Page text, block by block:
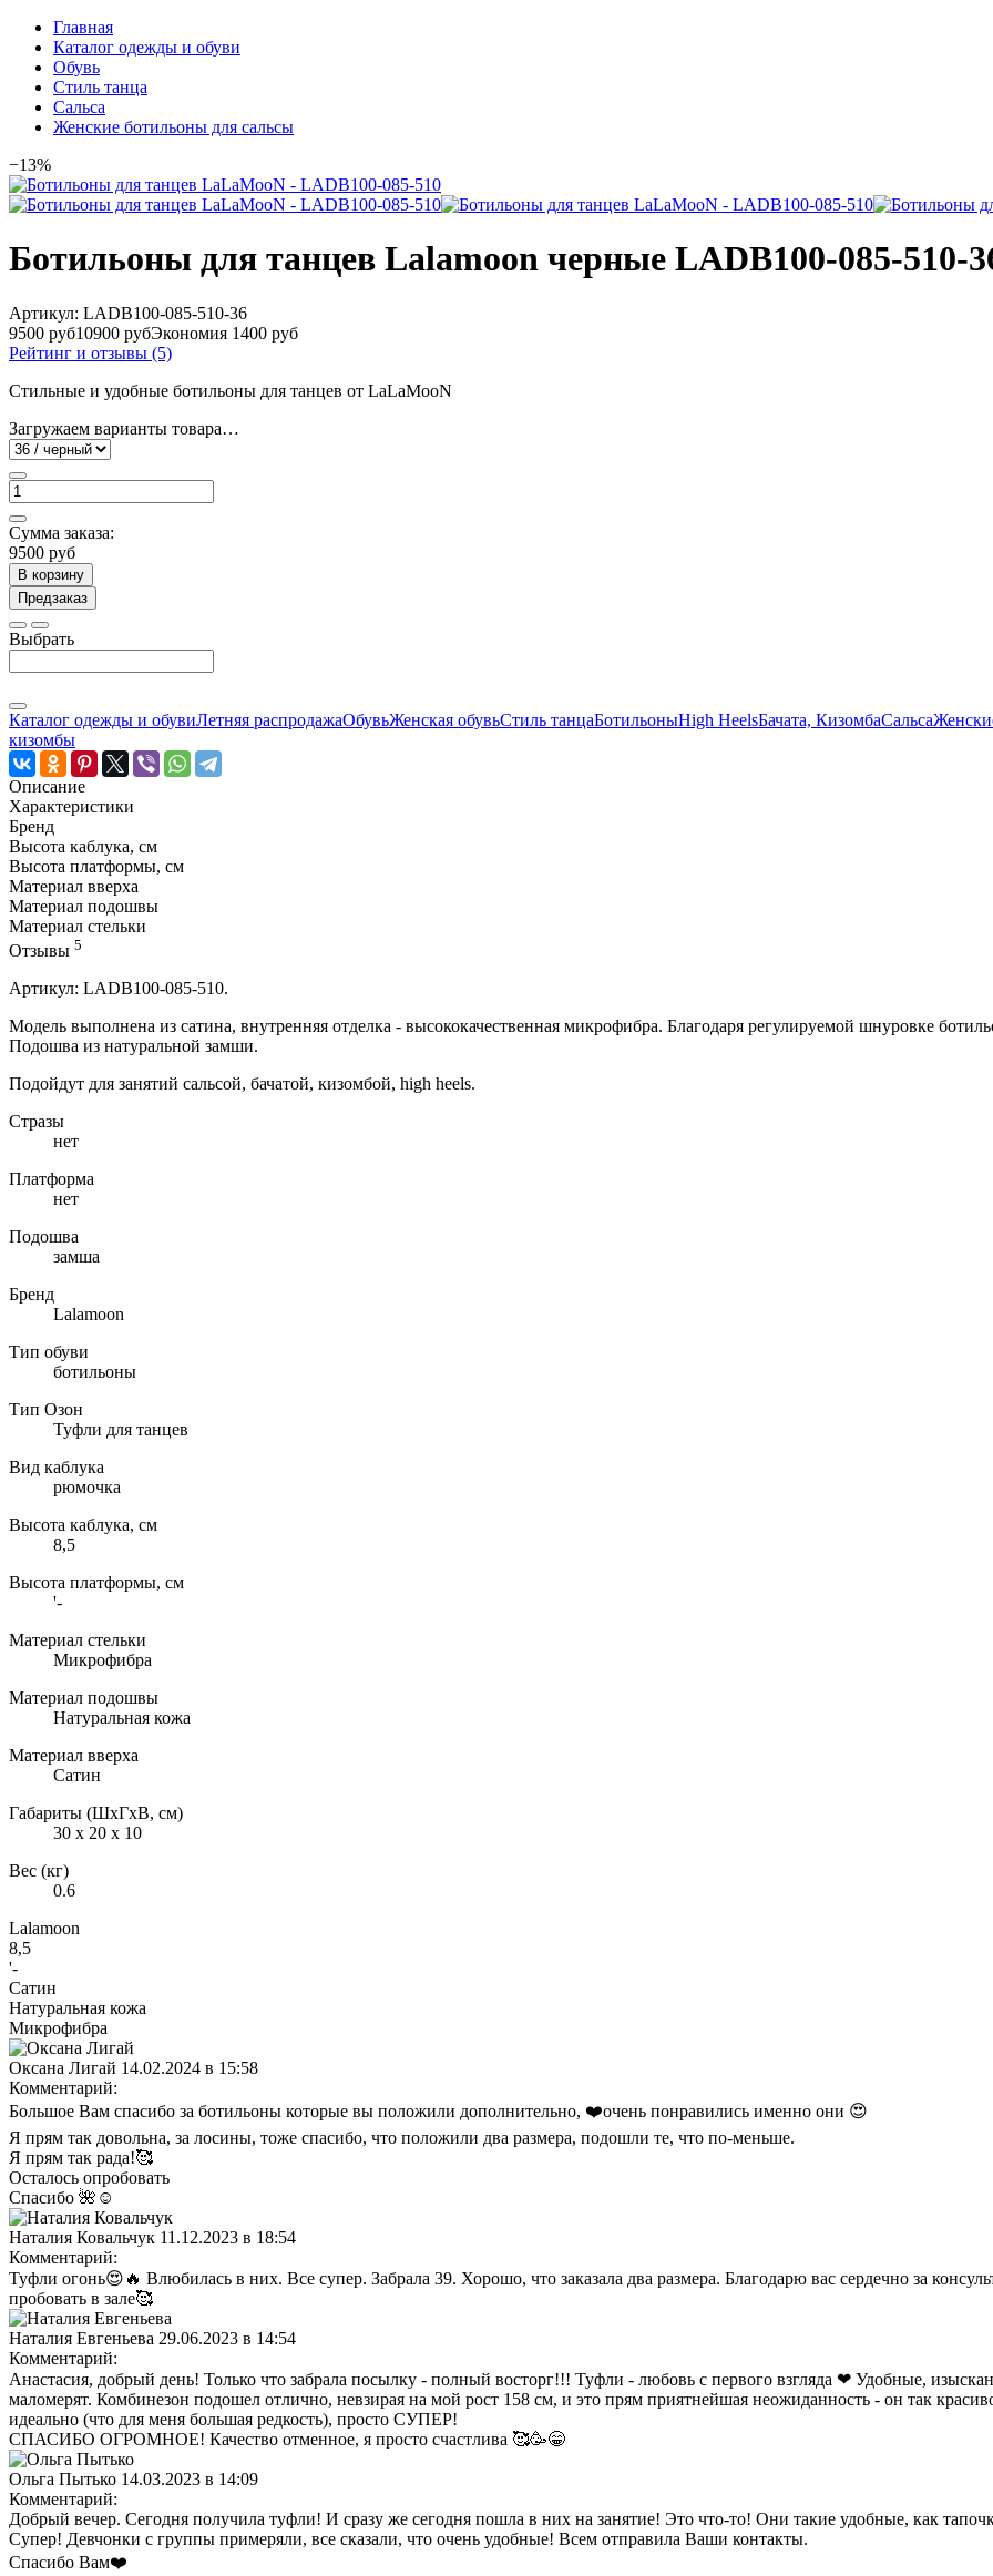
Главная
Каталог одежды и обуви
Обувь
Стиль танца
Сальса
Женские ботильоны для сальсы
−13%
Ботильоны для танцев Lalamoon черные LADB100-085-510-
Артикул: LADB100-085-510-36
9500 руб10900 рубЭкономия 1400 руб
Рейтинг и отзывы (5)
Стильные и удобные ботильоны для танцев от LaLaMooN
Загружаем варианты товара…
Сумма заказа:
9500 руб
В корзину
Предзаказ
Выбрать
Каталог одежды и обувиЛетняя распродажаОбувьЖенская обувьСтиль танцаБотильоныHigh HeelsБачата, КизомбаСальса
кизомбы
Описание
Характеристики
Бренд
Высота каблука, см
Высота платформы, см
Материал вверха
Материал подошвы
Материал стельки
Отзывы 5
Артикул: LADB100-085-510.
Модель выполнена из сатина, внутренняя отделка - высококачественная микрофибра. Благодаря регулируемой шнуровке
Подошва из натуральной замши.
Подойдут для занятий сальсой, бачатой, кизомбой, high heels.
Стразы
нет
Платформа
нет
Подошва
замша
Бренд
Lalamoon
Тип обуви
ботильоны
Тип Озон
Туфли для танцев
Вид каблука
рюмочка
Высота каблука, см
8,5
Высота платформы, см
'-
Материал стельки
Микрофибра
Материал подошвы
Натуральная кожа
Материал вверха
Сатин
Габариты (ШxГxВ, см)
30 x 20 x 10
Вес (кг)
0.6
Lalamoon
8,5
'-
Сатин
Натуральная кожа
Микрофибра
Оксана Лигай 14.02.2024 в 15:58
Комментарий:
Большое Вам спасибо за ботильоны которые вы положили дополнительно, ❤️очень понравились именно они 😍
Я прям так довольна, за лосины, тоже спасибо, что положили два размера, подошли те, что по-меньше.
Я прям так рада!🥰
Осталось опробовать
Спасибо 🌺☺️
Наталия Ковальчук 11.12.2023 в 18:54
Комментарий:
Туфли огонь😍🔥 Влюбилась в них. Все супер. Забрала 39. Хорошо, что заказала два размера. Благодарю вас сердечно за
пробовать в зале🥰
Наталия Евгеньева 29.06.2023 в 14:54
Комментарий:
Анастасия, добрый день! Только что забрала посылку - полный восторг!!! Туфли - любовь с первого взгляда ❤ Удобные,
маломерят. Комбинезон подошел отлично, невзирая на мой рост 158 см, и это прям приятнейшая неожиданность - он так
идеально (что для меня большая редкость), просто СУПЕР!
СПАСИБО ОГРОМНОЕ! Качество отменное, я просто счастлива 🥰🥳😁
Ольга Пытько 14.03.2023 в 14:09
Комментарий:
Добрый вечер. Сегодня получила туфли! И сразу же сегодня пошла в них на занятие! Это что-то! Они такие удобные, как
Супер! Девчонки с группы примеряли, все сказали, что очень удобные! Всем отправила Ваши контакты.
Спасибо Вам❤️